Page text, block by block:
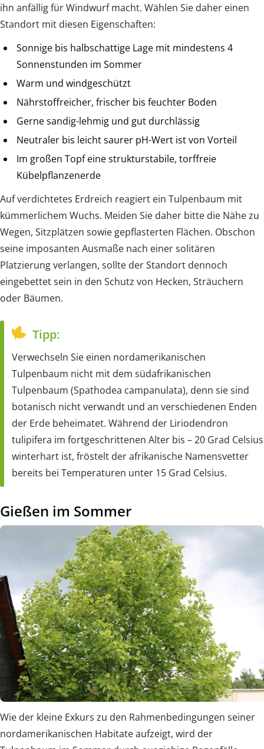
ihn anfällig für Windwurf macht. Wählen Sie daher einen
Standort mit diesen Eigenschaften:
Sonnige bis halbschattige Lage mit mindestens 4
Sonnenstunden im Sommer
Warm und windgeschützt
Nährstoffreicher, frischer bis feuchter Boden
Gerne sandig-lehmig und gut durchlässig
Neutraler bis leicht saurer pH-Wert ist von Vorteil
Im großen Topf eine strukturstabile, torffreie
Kübelpflanzenerde
Auf verdichtetes Erdreich reagiert ein Tulpenbaum mit
kümmerlichem Wuchs. Meiden Sie daher bitte die Nähe zu
Wegen, Sitzplätzen sowie gepflasterten Flächen. Obschon
seine imposanten Ausmaße nach einer solitären
Platzierung verlangen, sollte der Standort dennoch
eingebettet sein in den Schutz von Hecken, Sträuchern
oder Bäumen.
Tipp:
Verwechseln Sie einen nordamerikanischen
Tulpenbaum nicht mit dem südafrikanischen
Tulpenbaum (Spathodea campanulata), denn sie sind
botanisch nicht verwandt und an verschiedenen Enden
der Erde beheimatet. Während der Liriodendron
tulipifera im fortgeschrittenen Alter bis – 20 Grad Celsius
winterhart ist, fröstelt der afrikanische Namensvetter
bereits bei Temperaturen unter 15 Grad Celsius.
Gießen im Sommer
Wie der kleine Exkurs zu den Rahmenbedingungen seiner
nordamerikanischen Habitate aufzeigt, wird der